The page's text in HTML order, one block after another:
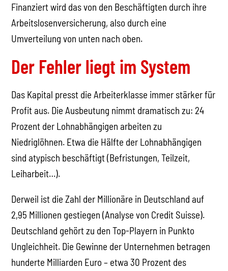
Finanziert wird das von den Beschäftigten durch ihre
Arbeitslosenversicherung, also durch eine
Umverteilung von unten nach oben.
Der Fehler liegt im System
Das Kapital presst die Arbeiterklasse immer stärker für
Profit aus. Die Ausbeutung nimmt dramatisch zu: 24
Prozent der Lohnabhängigen arbeiten zu
Niedriglöhnen. Etwa die Hälfte der Lohnabhängigen
sind atypisch beschäftigt (Befristungen, Teilzeit,
Leiharbeit…).
Derweil ist die Zahl der Millionäre in Deutschland auf
2,95 Millionen gestiegen (Analyse von Credit Suisse).
Deutschland gehört zu den Top-Playern in Punkto
Ungleichheit. Die Gewinne der Unternehmen betragen
hunderte Milliarden Euro – etwa 30 Prozent des